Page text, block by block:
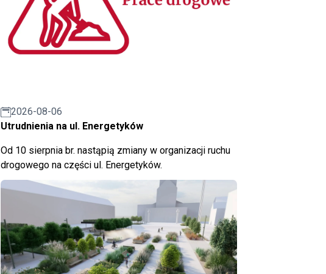
2026-08-06
Utrudnienia na ul. Energetyków
Od 10 sierpnia br. nastąpią zmiany w organizacji ruchu
drogowego na części ul. Energetyków.